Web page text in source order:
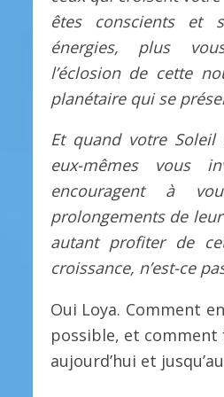
êtes conscients et
énergies, plus
l’éclosion de cette
planétaire qui se
Et quand votre Soleil
eux-mêmesvous
encouragent à
prolongements de
autant profiter de
croissance, n’est-ce
Oui Loya. Comment
possible, et
aujourd’hui et